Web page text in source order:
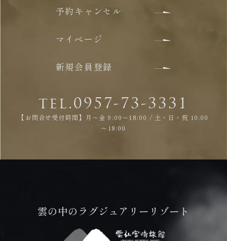
予約キャンセル
マイページ
新規会員登録
tel.0957-73-3331
【お問合せ受付時間】月～金 9:00～18:00 / 土・日・祝 10:00
～18:00
雲の中のラグジュアリーリゾート